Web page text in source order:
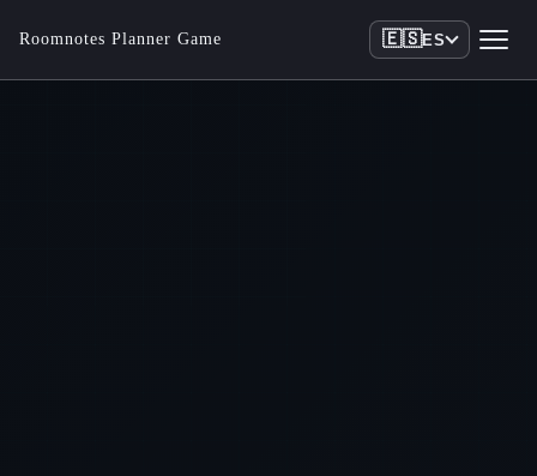
Roomnotes Planner Game 🇪🇸ES